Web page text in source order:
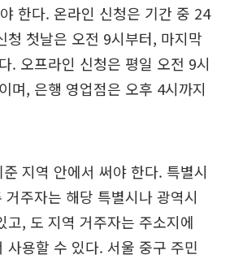
한다. 온라인 신청은 기간 중 24
청 첫날은 오전 9시부터, 마지막
. 오프라인 신청은 평일 오전 9시
며, 은행 영업점은 오후 4시까지
지역 안에서 써야 한다. 특별시
거주자는 해당 특별시나 광역시
고, 도 지역 거주자는 주소지에
사용할 수 있다. 서울 중구 주민